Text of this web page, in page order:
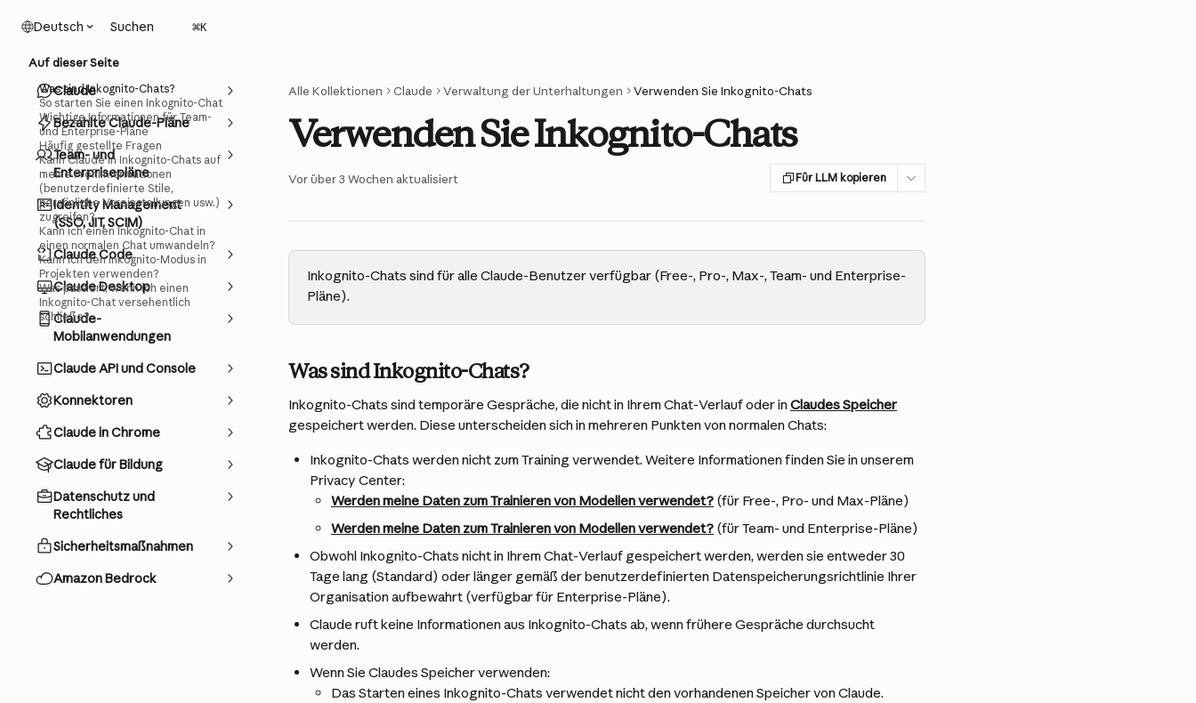
Deutsch Suchen ⌘K
Claude
Bezahlte Claude-Pläne
Team- und
Enterprisepläne
Identity Management
(SSO, JIT, SCIM)
Claude Code
Claude Desktop
Claude-
Mobilanwendungen
Claude API und Console
Konnektoren
Claude in Chrome
Claude für Bildung
Datenschutz und
Rechtliches
Sicherheitsmaßnahmen
Amazon Bedrock
Alle Kollektionen Claude Verwaltung der Unterhaltungen Verwenden Sie Inkognito-Chats
Verwenden Sie Inkognito-Chats
Vor über 3 Wochen aktualisiert Für LLM kopieren
Inkognito-Chats sind für alle Claude-Benutzer verfügbar (Free-, Pro-, Max-, Team- und Enterprise-
Pläne).
Was sind Inkognito-Chats?
Inkognito-Chats sind temporäre Gespräche, die nicht in Ihrem Chat-Verlauf oder in Claudes Speicher
gespeichert werden. Diese unterscheiden sich in mehreren Punkten von normalen Chats:
Inkognito-Chats werden nicht zum Training verwendet. Weitere Informationen finden Sie in unserem
Privacy Center:
Werden meine Daten zum Trainieren von Modellen verwendet? (für Free-, Pro- und Max-Pläne)
Werden meine Daten zum Trainieren von Modellen verwendet? (für Team- und Enterprise-Pläne)
Obwohl Inkognito-Chats nicht in Ihrem Chat-Verlauf gespeichert werden, werden sie entweder 30
Tage lang (Standard) oder länger gemäß der benutzerdefinierten Datenspeicherungsrichtlinie Ihrer
Organisation aufbewahrt (verfügbar für Enterprise-Pläne).
Claude ruft keine Informationen aus Inkognito-Chats ab, wenn frühere Gespräche durchsucht
werden.
Wenn Sie Claudes Speicher verwenden:
Das Starten eines Inkognito-Chats verwendet nicht den vorhandenen Speicher von Claude.
Auf dieser Seite
Was sind Inkognito-Chats?
So starten Sie einen Inkognito-Chat
Wichtige Informationen für Team-
und Enterprise-Pläne
Häufig gestellte Fragen
Kann Claude in Inkognito-Chats auf
meine Profilinformationen
(benutzerdefinierte Stile,
persönliche Voreinstellungen usw.)
zugreifen?
Kann ich einen Inkognito-Chat in
einen normalen Chat umwandeln?
Kann ich den Inkognito-Modus in
Projekten verwenden?
Was passiert, wenn ich einen
Inkognito-Chat versehentlich
schließe?